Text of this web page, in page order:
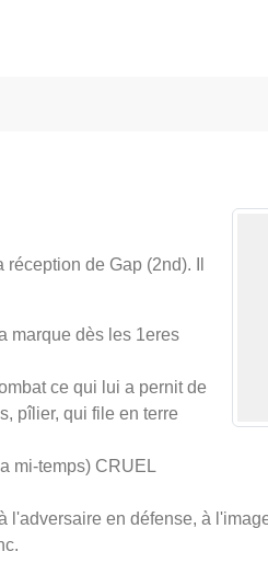
de Gap (2nd). Il
marque dès les 1eres
ce qui lui a pernit de
pîlier, qui file en terre
mi-temps) CRUEL
en défense, à